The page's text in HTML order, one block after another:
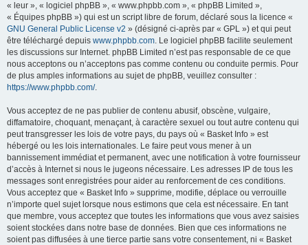
« leur », « logiciel phpBB », « www.phpbb.com », « phpBB Limited »,
« Équipes phpBB ») qui est un script libre de forum, déclaré sous la licence «
GNU General Public License v2 » (désigné ci-après par « GPL ») et qui peut
être téléchargé depuis www.phpbb.com. Le logiciel phpBB facilite seulement
les discussions sur Internet. phpBB Limited n’est pas responsable de ce que
nous acceptons ou n’acceptons pas comme contenu ou conduite permis. Pour
de plus amples informations au sujet de phpBB, veuillez consulter :
https://www.phpbb.com/.
Vous acceptez de ne pas publier de contenu abusif, obscène, vulgaire,
diffamatoire, choquant, menaçant, à caractère sexuel ou tout autre contenu qui
peut transgresser les lois de votre pays, du pays où « Basket Info » est
hébergé ou les lois internationales. Le faire peut vous mener à un
bannissement immédiat et permanent, avec une notification à votre fournisseur
d’accès à Internet si nous le jugeons nécessaire. Les adresses IP de tous les
messages sont enregistrées pour aider au renforcement de ces conditions.
Vous acceptez que « Basket Info » supprime, modifie, déplace ou verrouille
n’importe quel sujet lorsque nous estimons que cela est nécessaire. En tant
que membre, vous acceptez que toutes les informations que vous avez saisies
soient stockées dans notre base de données. Bien que ces informations ne
soient pas diffusées à une tierce partie sans votre consentement, ni « Basket